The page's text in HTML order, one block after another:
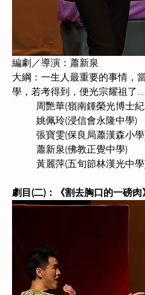
編劇／導演：蕭新泉
大綱：一生人最重要的事情，
學，若考得到，便光宗耀祖
周艷華(嶺南鍾榮光博士
姚佩玲(浸信會永隆中學)
張寶雯(保良局蕭漢森小
蕭新泉(佛教正覺中學)　
黃麗萍(五旬節林漢光中
劇目(二)：《割去胸口的一磅肉